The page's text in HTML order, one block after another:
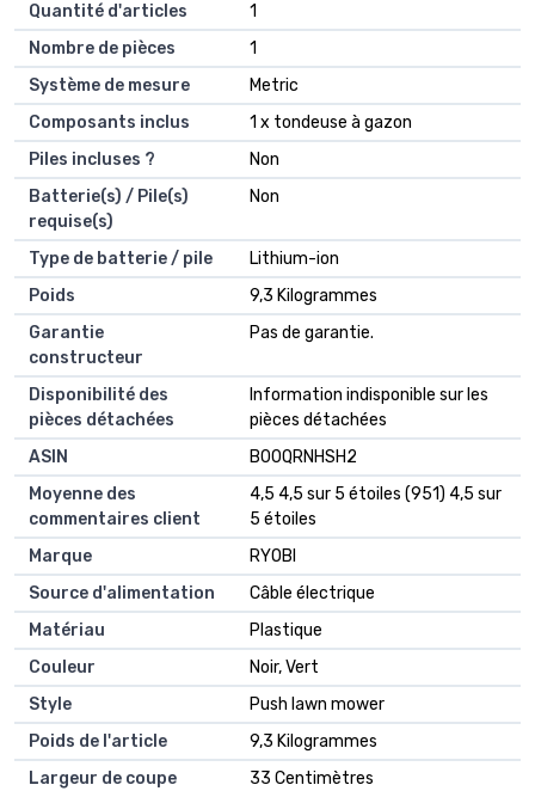
Quantité d'articles
‎1
Nombre de pièces
‎1
Système de mesure
‎Metric
Composants inclus
‎1 x tondeuse à gazon
Piles incluses ?
‎Non
Batterie(s) / Pile(s)
requise(s)
‎Non
Type de batterie / pile
‎Lithium-ion
Poids
‎9,3 Kilogrammes
Garantie
constructeur
‎Pas de garantie.
Disponibilité des
pièces détachées
‎Information indisponible sur les
pièces détachées
ASIN
B00QRNHSH2
Moyenne des
commentaires client
4,5 4,5 sur 5 étoiles (951) 4,5 sur
5 étoiles
Marque
RYOBI
Source d'alimentation
Câble électrique
Matériau
Plastique
Couleur
Noir, Vert
Style
Push lawn mower
Poids de l'article
9,3 Kilogrammes
Largeur de coupe
33 Centimètres